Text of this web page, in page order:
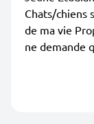
Chats/chiens
de ma vie
ne demande